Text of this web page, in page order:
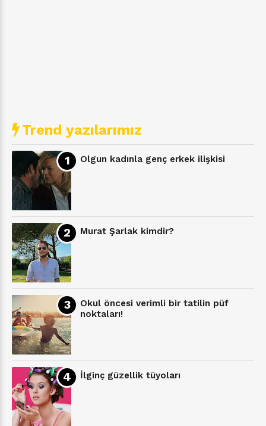
Trend yazılarımız
Olgun kadınla genç erkek ilişkisi
Murat Şarlak kimdir?
Okul öncesi verimli bir tatilin püf
noktaları!
İlginç güzellik tüyoları